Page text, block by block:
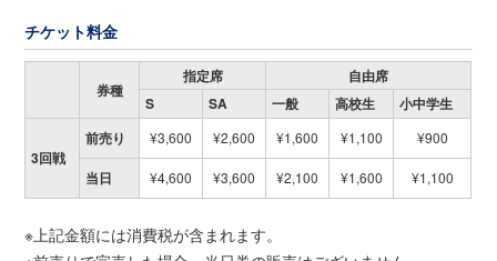
チケット料金
券種
指定席
自由席
S
SA 一般 高校生 小中学生
3回戦
前売り ¥3,600 ¥2,600 ¥1,600 ¥1,100 ¥900
当日 ¥4,600 ¥3,600 ¥2,100 ¥1,600 ¥1,100
※上記金額には消費税が含まれます。